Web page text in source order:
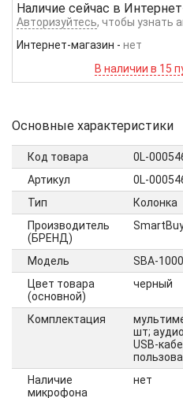
Наличие сейчас в
Авторизуйтесь, чтобы узнать
Интернет-магазин - нет
В наличии в 15
Основные характеристики
Код товара
0L-
Артикул
0L-
Тип
Колонка
Производитель
(БРЕНД)
Модель
SBA-1000
Цвет товара
(основной)
черный
Комплектация
шт;
USB-
Наличие
микрофона
нет